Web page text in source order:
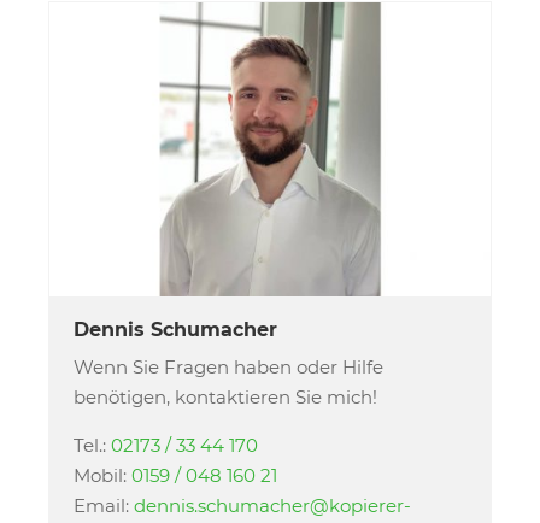
Dennis Schumacher
Wenn Sie Fragen haben oder Hilfe
benötigen, kontaktieren Sie mich!
Tel.: 02173 / 33 44 170
Mobil: 0159 / 048 160 21
Email: dennis.schumacher@kopierer-